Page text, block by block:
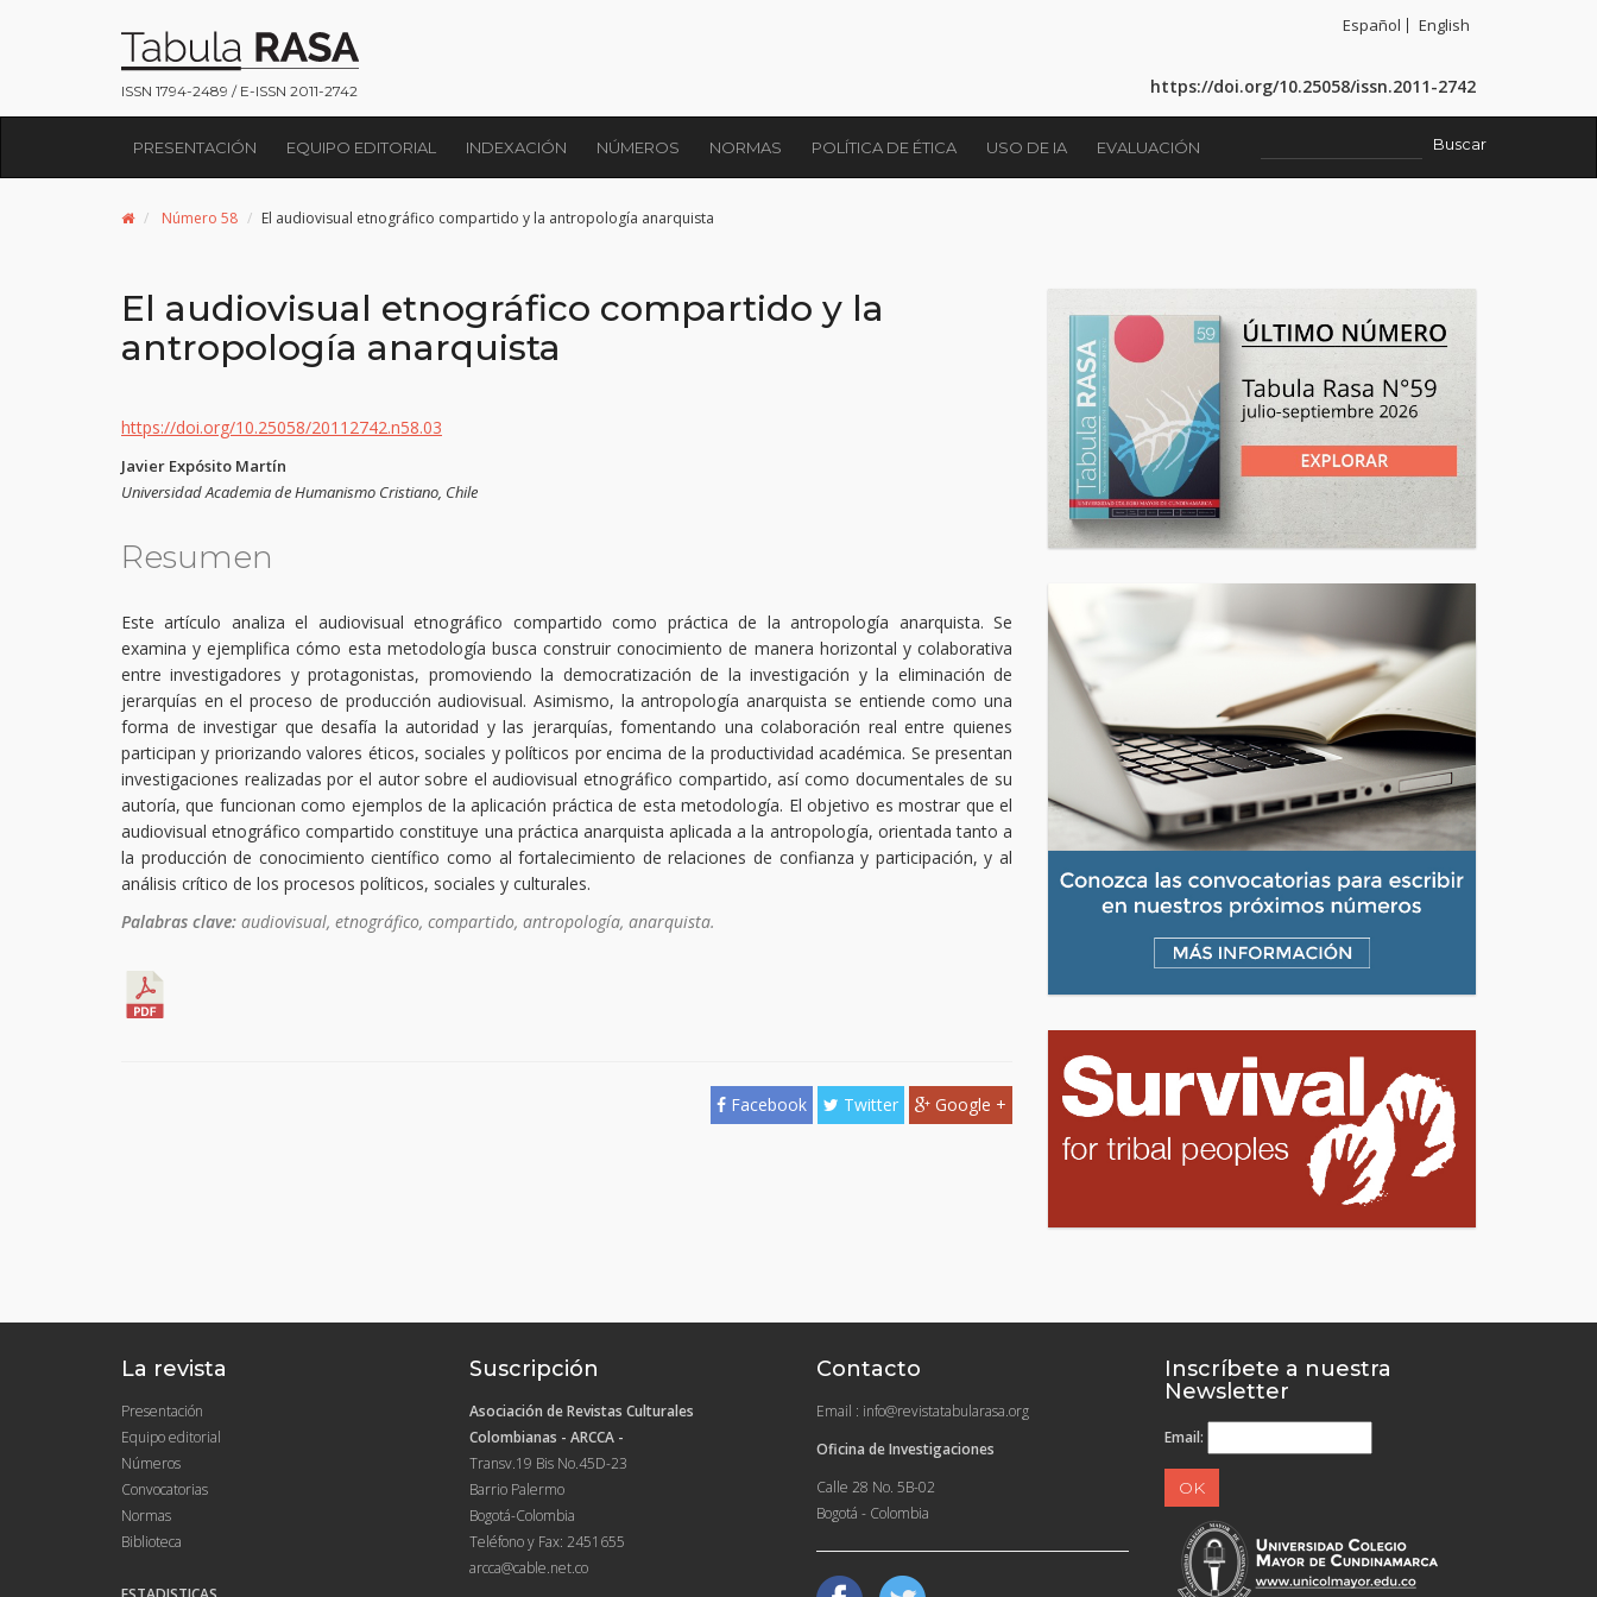
ISSN 1794-2489 / E-ISSN 2011-2742
Español English
https://doi.org/10.25058/issn.2011-2742
PRESENTACIÓN EQUIPO EDITORIAL INDEXACIÓN NÚMEROS NORMAS POLÍTICA DE ÉTICA USO DE IA EVALUACIÓN
Número 58 El audiovisual etnográfico compartido y la antropología anarquista
El audiovisual etnográfico compartido y la
antropología anarquista
https://doi.org/10.25058/20112742.n58.03
Javier Expósito Martín
Universidad Academia de Humanismo Cristiano, Chile
Resumen
Este artículo analiza el audiovisual etnográfico compartido como práctica de la antropología anarquista. Se
examina y ejemplifica cómo esta metodología busca construir conocimiento de manera horizontal y colaborativa
entre investigadores y protagonistas, promoviendo la democratización de la investigación y la eliminación de
jerarquías en el proceso de producción audiovisual. Asimismo, la antropología anarquista se entiende como una
forma de investigar que desafía la autoridad y las jerarquías, fomentando una colaboración real entre quienes
participan y priorizando valores éticos, sociales y políticos por encima de la productividad académica. Se presentan
investigaciones realizadas por el autor sobre el audiovisual etnográfico compartido, así como documentales de su
autoría, que funcionan como ejemplos de la aplicación práctica de esta metodología. El objetivo es mostrar que el
audiovisual etnográfico compartido constituye una práctica anarquista aplicada a la antropología, orientada tanto a
la producción de conocimiento científico como al fortalecimiento de relaciones de confianza y participación, y al
análisis crítico de los procesos políticos, sociales y culturales.
Palabras clave: audiovisual, etnográfico, compartido, antropología, anarquista.
Facebook Twitter Google +
La revista
Presentación
Equipo editorial
Números
Convocatorias
Normas
Biblioteca
Suscripción
Asociación de Revistas Culturales
Colombianas - ARCCA -
Transv.19 Bis No.45D-23
Barrio Palermo
Bogotá-Colombia
Teléfono y Fax: 2451655
arcca@cable.net.co
Contacto
Email : info@revistatabularasa.org
Oficina de Investigaciones
Calle 28 No. 5B-02
Bogotá - Colombia
Inscríbete a nuestra
Newsletter
Email: